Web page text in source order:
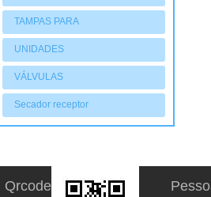
TAMPAS PARA
COMPRESSORES
UNIDADES
CONDENSADORAS
VÁLVULAS
Secador receptor
Qrcode